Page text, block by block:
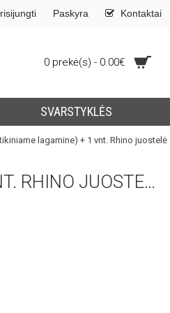
Paskyra Kontaktai
0 prekė(s) - 0.00€
SVARSTYKLĖS
lagamine) + 1 vnt. Rhino juostelė
DYMO S0841430 ETIKEČIŲ SPAUSDINTUVAS RHINO 5200 (PLASTIKINIAME LAGAMINE) + 1 VNT. RHINO JUOSTELĖ